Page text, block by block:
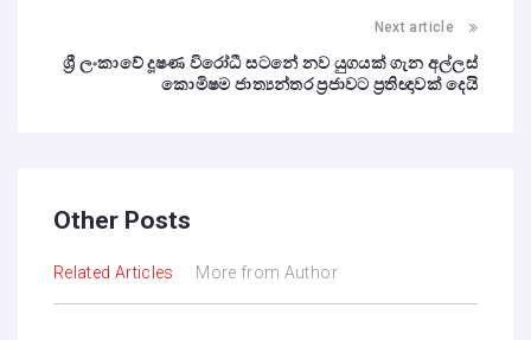
Next article
ශ්‍රී ලංකාවේ දූෂණ විරෝධී සටනේ නව යුගයක් ගැන අල්ලස්
කොමිෂම ජාත්‍යන්තර ප්‍රජාවට ප්‍රතිඥාවක් දෙයි
Other Posts
Related Articles More from Author